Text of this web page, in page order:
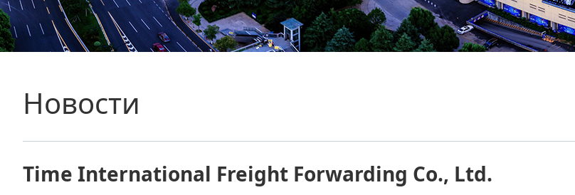
Новости
Time International Freight Forwarding Co., Ltd.